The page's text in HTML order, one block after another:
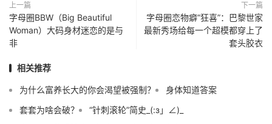
上一篇
字母圈BBW（Big Beautiful
Woman）大码身材迷恋的是与
非
下一篇
字母圈恋物癖“狂喜”：巴黎世家
最新秀场给每一个超模都穿上了
套头胶衣
相关推荐
为什么富养长大的你会渴望被强制？
身体知道答案
套套为啥会破？
“针刺滚轮”简史_(:з」∠)_